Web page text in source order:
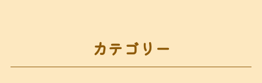
カテゴリー